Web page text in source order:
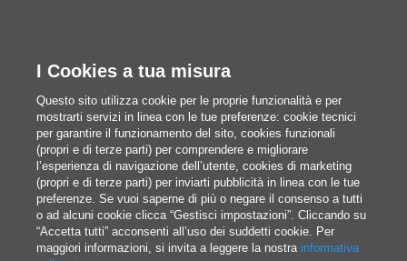
Redazione
Questi siamo noi
blog@pixartprinting.com
I Cookies a tua misura
Questo sito utilizza cookie per le proprie funzionalità e per
mostrarti servizi in linea con le tue preferenze: cookie tecnici
per garantire il funzionamento del sito, cookies funzionali
(propri e di terze parti) per comprendere e migliorare
l’esperienza di navigazione dell’utente, cookies di marketing
(propri e di terze parti) per inviarti pubblicità in linea con le tue
preferenze. Se vuoi saperne di più o negare il consenso a tutti
o ad alcuni cookie clicca “Gestisci impostazioni”. Cliccando su
“Accetta tutti” acconsenti all’uso dei suddetti cookie. Per
maggiori informazioni, si invita a leggere la nostra informativa